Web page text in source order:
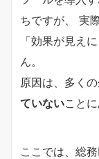
ちですが、 実
「効果が見え
ん。
原因は、多く
ていないことに
ここでは、総